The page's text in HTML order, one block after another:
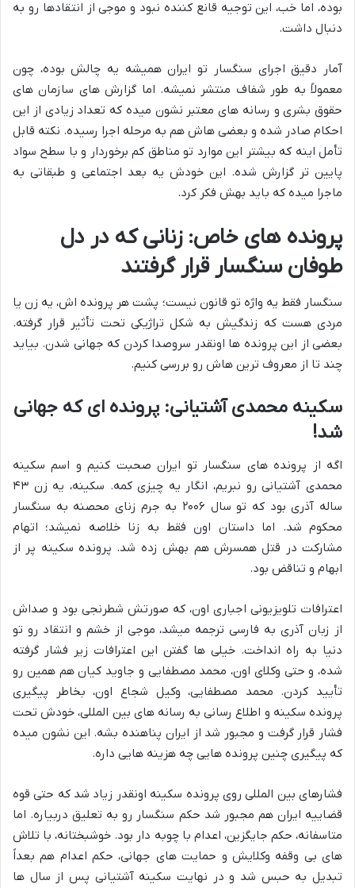
بوده، اما خب، این توجیه قانع کننده نبود و موجی از انتقادها رو به
دنبال داشت.
آمار دقیق اجرای سنگسار تو ایران همیشه یه چالش بوده، چون
معمولاً به طور شفاف منتشر نمیشه. اما گزارش های سازمان های
حقوق بشری و رسانه های معتبر نشون میده که تعداد زیادی از این
احکام صادر شده و بعضی هاش هم به مرحله اجرا رسیده. نکته قابل
تأمل اینه که بیشتر این موارد تو مناطق کم برخوردار و با سطح سواد
پایین تر گزارش شده. این خودش یه بعد اجتماعی و طبقاتی به
ماجرا میده که باید بهش فکر کرد.
پرونده های خاص: زنانی که در دل
طوفان سنگسار قرار گرفتند
سنگسار فقط یه واژه تو قانون نیست؛ پشت هر پرونده اش، یه زن یا
مردی هست که زندگیش به شکل تراژیکی تحت تأثیر قرار گرفته.
بعضی از این پرونده ها اونقدر سروصدا کردن که جهانی شدن. بیاید
چند تا از معروف ترین هاش رو بررسی کنیم.
سکینه محمدی آشتیانی: پرونده ای که جهانی
شد!
اگه از پرونده های سنگسار تو ایران صحبت کنیم و اسم سکینه
محمدی آشتیانی رو نبریم، انگار یه چیزی کمه. سکینه، یه زن ۴۳
ساله آذری بود که تو سال ۲۰۰۶ به جرم زنای محصنه به سنگسار
محکوم شد. اما داستان اون فقط به زنا خلاصه نمیشد؛ اتهام
مشارکت در قتل همسرش هم بهش زده شد. پرونده سکینه پر از
ابهام و تناقض بود.
اعترافات تلویزیونی اجباری اون، که صورتش شطرنجی بود و صداش
از زبان آذری به فارسی ترجمه میشد، موجی از خشم و انتقاد رو تو
دنیا به راه انداخت. خیلی ها گفتن این اعترافات زیر فشار گرفته
شده، و حتی وکلای اون، محمد مصطفایی و جاوید کیان هم همین رو
تأیید کردن. محمد مصطفایی، وکیل شجاع اون، بخاطر پیگیری
پرونده سکینه و اطلاع رسانی به رسانه های بین المللی، خودش تحت
فشار قرار گرفت و مجبور شد از ایران پناهنده بشه. این نشون میده
که پیگیری چنین پرونده هایی چه هزینه هایی داره.
فشارهای بین المللی روی پرونده سکینه اونقدر زیاد شد که حتی قوه
قضاییه ایران هم مجبور شد حکم سنگسار رو به تعلیق دربیاره. اما
متاسفانه، حکم جایگزین، اعدام با چوبه دار بود. خوشبختانه، با تلاش
های بی وقفه وکلایش و حمایت های جهانی، حکم اعدام هم بعداً
تبدیل به حبس شد و در نهایت سکینه آشتیانی پس از سال ها